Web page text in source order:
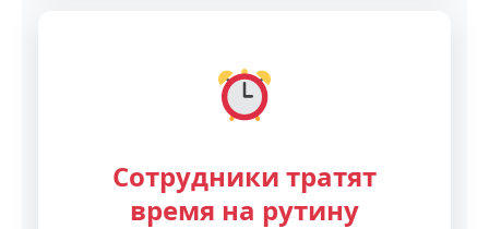
Сотрудники тратят
время на рутину